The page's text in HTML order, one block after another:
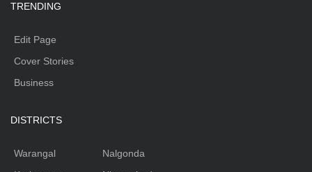
TRENDING
Edit Page
Cover Stories
Business
DISTRICTS
Warangal
Nalgonda